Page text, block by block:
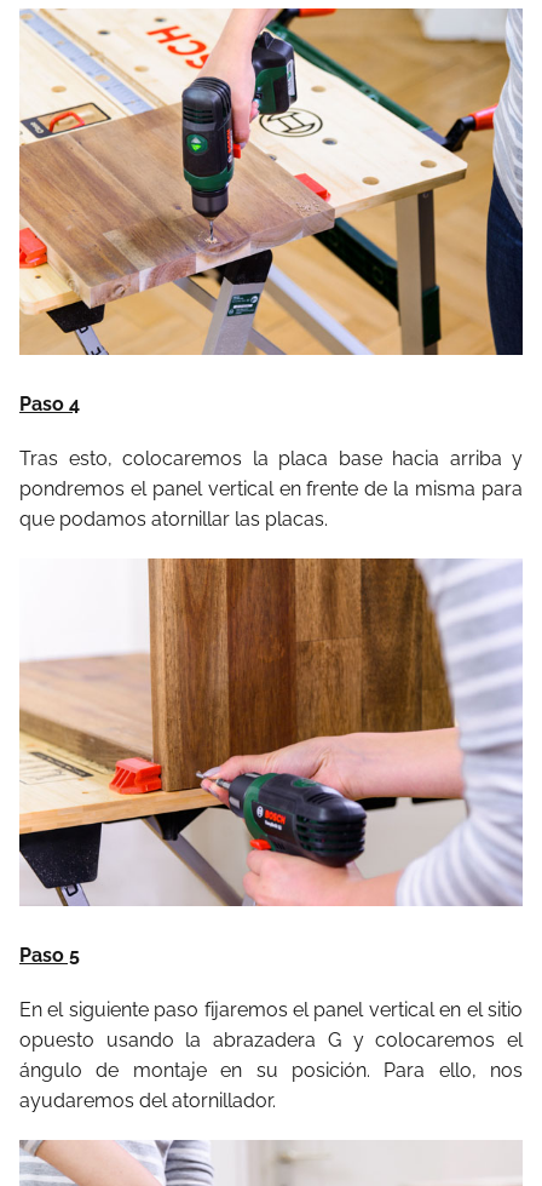
Paso 4
Tras esto, colocaremos la placa base hacia arriba y
pondremos el panel vertical en frente de la misma para
que podamos atornillar las placas.
Paso 5
En el siguiente paso fijaremos el panel vertical en el sitio
opuesto usando la abrazadera G y colocaremos el
ángulo de montaje en su posición. Para ello, nos
ayudaremos del atornillador.